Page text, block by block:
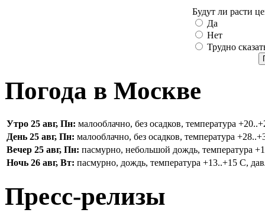
Будут ли расти
Да
Нет
Трудно
Погода в Москве
Утро 25 авг, Пн: малооблачно, без осадков, температура
День 25 авг, Пн: малооблачно, без осадков, температура
Вечер 25 авг, Пн: пасмурно, небольшой дождь, температура
Ночь 26 авг, Вт: пасмурно, дождь, температура +13..+15 С,
Пресс-релизы